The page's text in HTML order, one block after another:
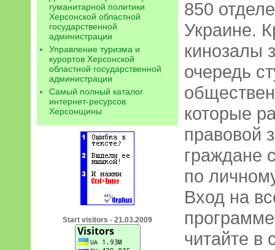
гуманитарной политики
Херсонской областной
государственной
администрации
Управление туризма и
курортов Херсонской
областной государственной
администрации
Самый полный каталог
интернет-ресурсов
Херсонщины
Start visitors - 21.03.2009
850
Украине.
кинозалы
очередь
которые
правовой
граждане
по
Вход на
читайте